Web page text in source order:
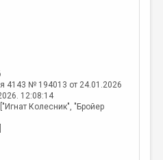
4143 № 194013 от 24.01.2026
12:08:14
Колесник", "Бройер